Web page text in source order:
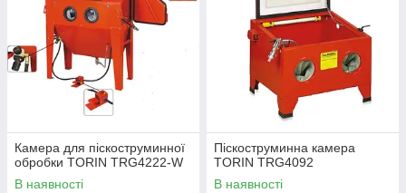
Камера для піскоструминної
обробки TORIN TRG4222-W
В наявності
Піскоструминна камера
TORIN TRG4092
В наявності